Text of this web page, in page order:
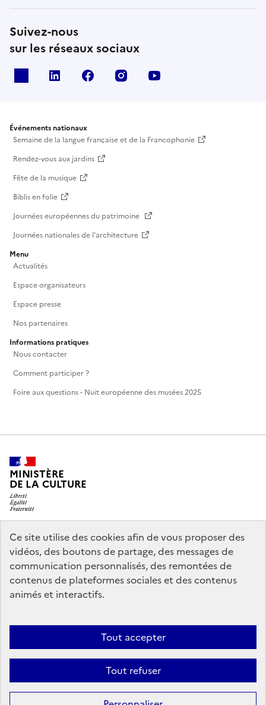
Ce site utilise des cookies afin de vous proposer des
vidéos, des boutons de partage, des messages de
communication personnalisés, des remontées de
contenus de plateformes sociales et des contenus
animés et interactifs.
Tout accepter
Tout refuser
Suivez-nous
sur les réseaux sociaux
Linkedin Facebook Instagram
Événements nationaux
Semaine de la langue française et de la Francophonie
Rendez-vous aux jardins
Fête de la musique
Biblis en folie
Journées européennes du patrimoine
Journées nationales de l'architecture
Menu
Actualités
Espace organisateurs
Espace presse
Nos partenaires
Informations pratiques
Nous contacter
Comment participer ?
Foire aux questions - Nuit européenne des musées 2025
MINISTÈRE
DE LA CULTURE
legifrance.gouv.fr
info.gouv.fr
service-public.gouv.fr
data.gouv.fr
Crédits Accessibilité : partiellement conforme
Mentions légales
Politique d’utilisation des témoins de connexion (cookies)
générale de protection des données